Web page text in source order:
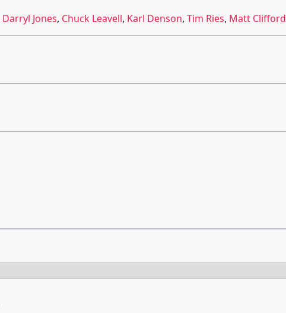
Darryl Jones, Chuck Leavell, Karl Denson, Tim Ries, Matt Clifford